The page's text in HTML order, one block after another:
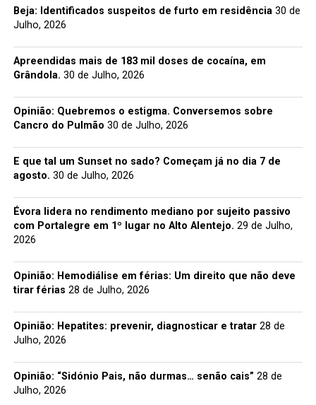
Beja: Identificados suspeitos de furto em residência 30 de
Julho, 2026
Apreendidas mais de 183 mil doses de cocaína, em
Grândola. 30 de Julho, 2026
Opinião: Quebremos o estigma. Conversemos sobre
Cancro do Pulmão 30 de Julho, 2026
E que tal um Sunset no sado? Começam já no dia 7 de
agosto. 30 de Julho, 2026
Évora lidera no rendimento mediano por sujeito passivo
com Portalegre em 1º lugar no Alto Alentejo. 29 de Julho,
2026
Opinião: Hemodiálise em férias: Um direito que não deve
tirar férias 28 de Julho, 2026
Opinião: Hepatites: prevenir, diagnosticar e tratar 28 de
Julho, 2026
Opinião: “Sidónio Pais, não durmas… senão cais” 28 de
Julho, 2026